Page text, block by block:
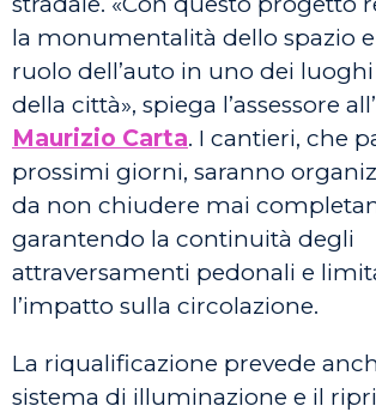
la monumentalità dello spazio
ruolo dell’auto in uno dei
della città», spiega l’assessore
Maurizio Carta. I cantieri, che
prossimi giorni, saranno
da non chiudere mai
garantendo la continuità degli
attraversamenti pedonali e
l’impatto sulla circolazione.
La riqualificazione prevede
sistema di illuminazione e il